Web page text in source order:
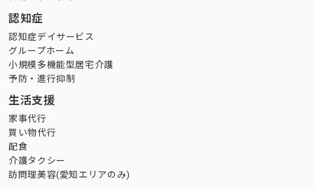
認知症
認知症デイサービス
グループホーム
小規模多機能型居宅介護
予防・進行抑制
生活支援
家事代行
買い物代行
配食
介護タクシー
訪問理美容(愛知エリアのみ)